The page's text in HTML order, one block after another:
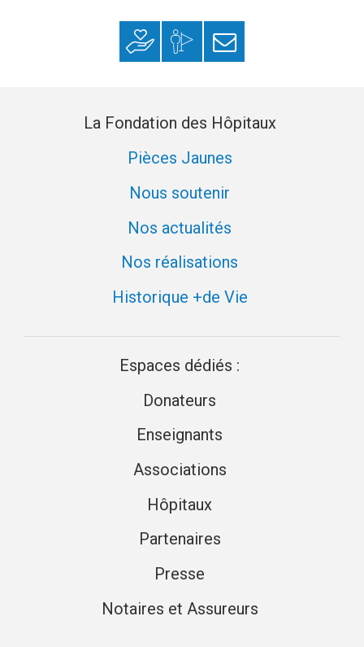
l’hôpital
Faire un donMon espace
donateur
S’inscrire à la
newsletter
La Fondation des Hôpitaux
Pièces Jaunes
Nous soutenir
Nos actualités
Nos réalisations
Historique +de Vie
Espaces dédiés :
Donateurs
Enseignants
Associations
Hôpitaux
Partenaires
Presse
Notaires et Assureurs